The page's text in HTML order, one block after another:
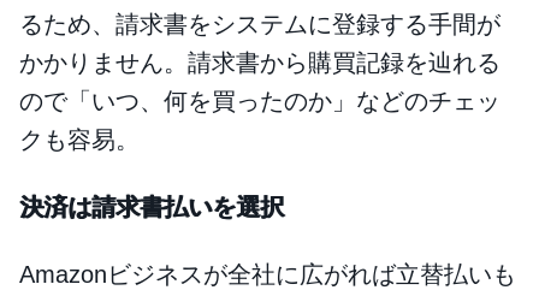
るため、請求書をシステムに登録する手間が
かかりません。請求書から購買記録を辿れる
ので「いつ、何を買ったのか」などのチェッ
クも容易。
決済は請求書払いを選択
Amazonビジネスが全社に広がれば立替払いも